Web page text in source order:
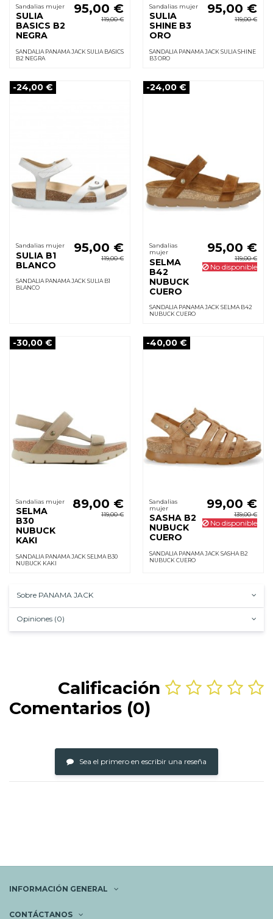
Sandalias mujer
SULIA
BASICS B2
NEGRA
95,00 €
119,00 €
SANDALIA PANAMA JACK SULIA BASICS
B2 NEGRA
Sandalias mujer
SULIA
SHINE B3
ORO
95,00 €
119,00 €
SANDALIA PANAMA JACK SULIA SHINE
B3 ORO
-24,00 €
Sandalias mujer
SULIA B1
BLANCO
95,00 €
119,00 €
SANDALIA PANAMA JACK SULIA B1
BLANCO
-24,00 €
Sandalias
mujer
SELMA
B42
NUBUCK
CUERO
95,00 €
119,00 €
No disponible
SANDALIA PANAMA JACK SELMA B42
NUBUCK CUERO
-30,00 €
Sandalias mujer
SELMA
B30
NUBUCK
KAKI
89,00 €
119,00 €
SANDALIA PANAMA JACK SELMA B30
NUBUCK KAKI
-40,00 €
Sandalias
mujer
SASHA B2
NUBUCK
CUERO
99,00 €
139,00 €
No disponible
SANDALIA PANAMA JACK SASHA B2
NUBUCK CUERO
Sobre PANAMA JACK
Opiniones (0)
Calificación
Comentarios (0)
Sea el primero en escribir una reseña
INFORMACIÓN GENERAL
CONTÁCTANOS